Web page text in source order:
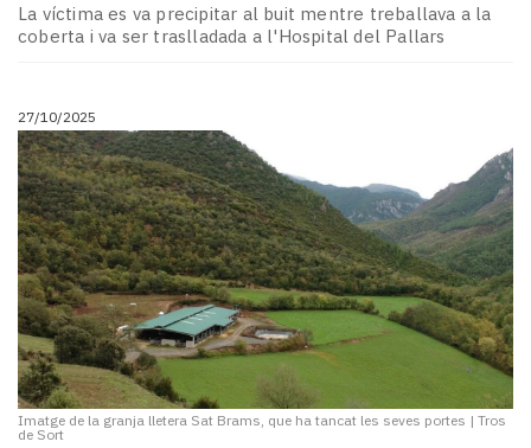
La víctima es va precipitar al buit mentre treballava a la
coberta i va ser traslladada a l'Hospital del Pallars
27/10/2025
Imatge de la granja lletera Sat Brams, que ha tancat les seves portes | Tros
de Sort